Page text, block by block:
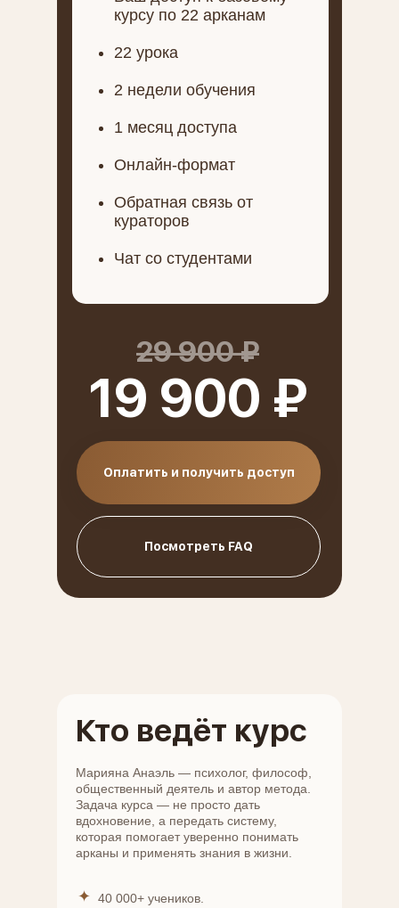
курсу по 22 арканам
22 урока
2 недели обучения
1 месяц доступа
Онлайн-формат
Обратная связь от
кураторов
Чат со студентами
19 900 ₽
29 900 ₽
Оплатить и получить доступ
Посмотреть FAQ
Кто ведёт курс
Марияна Анаэль — психолог, философ,
общественный деятель и автор метода.
Задача курса — не просто дать
вдохновение, а передать систему,
которая помогает уверенно понимать
арканы и применять знания в жизни.
✦ 40 000+ учеников.